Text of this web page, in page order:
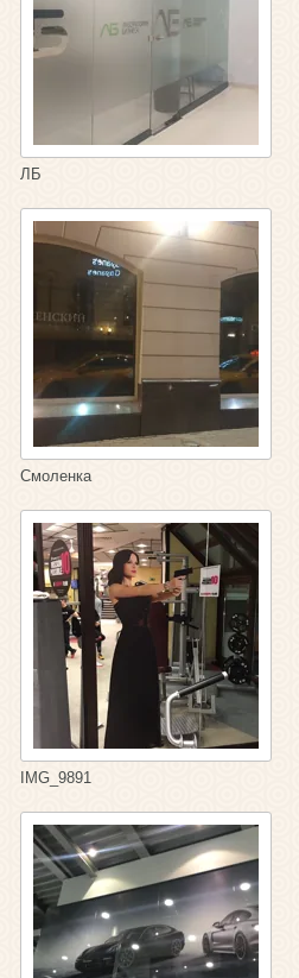
ЛБ
Смоленка
IMG_9891